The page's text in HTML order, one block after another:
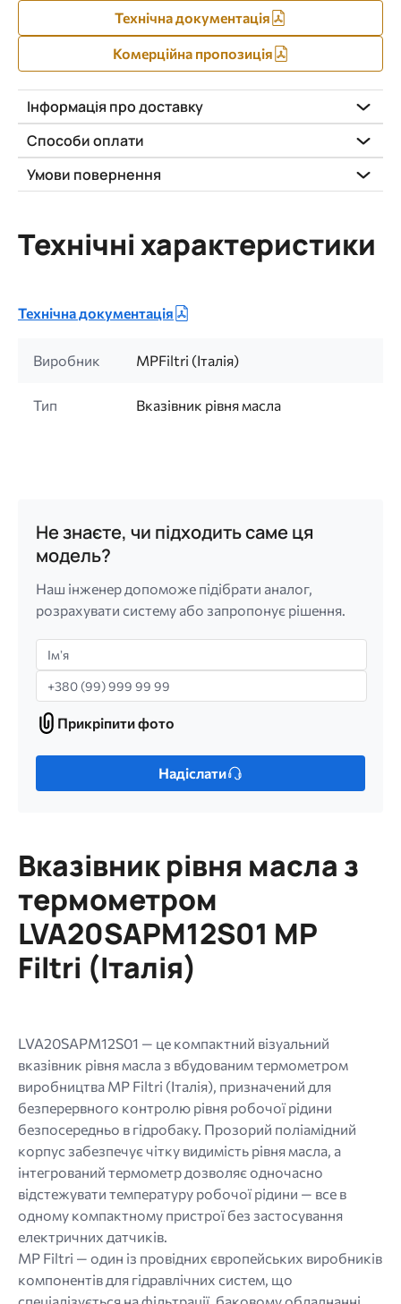
Технічна документація
Комерційна пропозиція
Інформація про доставку
Способи оплати
Умови повернення
Технічні характеристики
Технічна документація
Виробник MPFiltri (Італія)
Тип Вказівник рівня масла
Не знаєте, чи підходить саме ця
модель?
Наш інженер допоможе підібрати аналог,
розрахувати систему або запропонує рішення.
Імʼя
Телефон
Прикріпити
фото
Прикріпити фото
Лише
МБ.
типи:
gif
jpg
jpeg
Надіслати
Вказівник рівня масла з
термометром
LVA20SAPM12S01 MP
Filtri (Італія)
LVA20SAPM12S01 — це компактний візуальний
вказівник рівня масла з вбудованим термометром
виробництва MP Filtri (Італія), призначений для
безперервного контролю рівня робочої рідини
безпосередньо в гідробаку. Прозорий поліамідний
корпус забезпечує чітку видимість рівня масла, а
інтегрований термометр дозволяє одночасно
відстежувати температуру робочої рідини — все в
одному компактному пристрої без застосування
електричних датчиків.
MP Filtri — один із провідних європейських виробників
компонентів для гідравлічних систем, що